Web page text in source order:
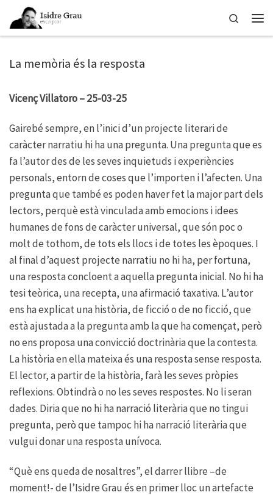
Skip to content
Search
La memòria és la resposta
Vicenç Villatoro – 25-03-25
Gairebé sempre, en l’inici d’un projecte literari de
caràcter narratiu hi ha una pregunta. Una pregunta que es
fa l’autor des de les seves inquietuds i experiències
personals, entorn de coses que l’importen i l’afecten. Una
pregunta que també es poden haver fet la major part dels
lectors, perquè està vinculada amb emocions i idees
humanes de fons de caràcter universal, que són poc o
molt de tothom, de tots els llocs i de totes les èpoques. I
al final d’aquest projecte narratiu no hi ha, per fortuna,
una resposta concloent a aquella pregunta inicial. No hi ha
tesi teòrica, una recepta, una afirmació taxativa. L’autor
ens ha explicat una història, de ficció o de no ficció, que
està ajustada a la pregunta amb la que ha començat, però
no ens proposa una convicció doctrinària que la contesta.
La història en ella mateixa és una resposta sense resposta.
El lector, a partir de la història, farà les seves pròpies
reflexions. Obtindrà o no les seves respostes. No li seran
dades. Diria que no hi ha narració literària que no tingui
pregunta, però que tampoc hi ha narració literària que
vulgui donar una resposta unívoca.
“Què ens queda de nosaltres”, el darrer llibre –de
moment!- de l’Isidre Grau és en primer lloc un artefacte